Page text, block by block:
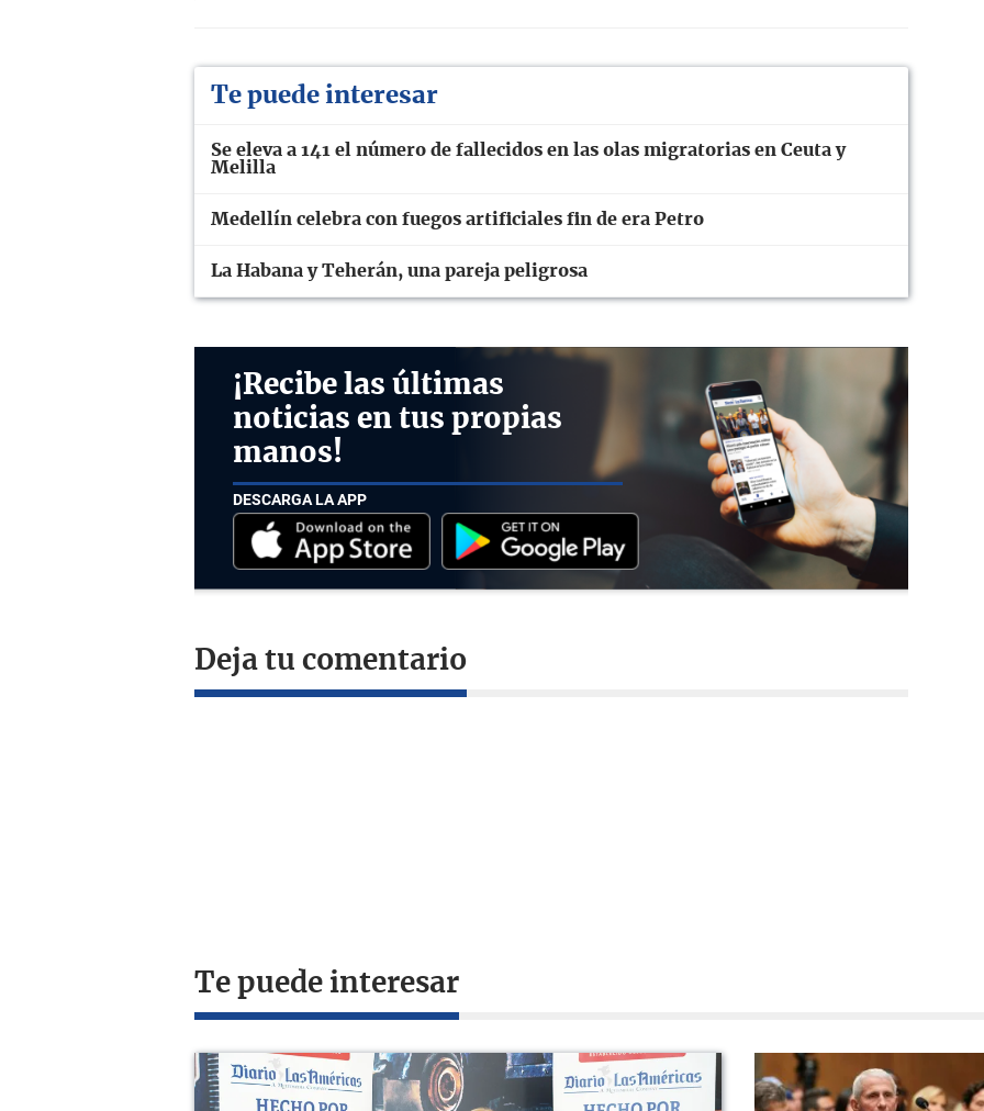
Te puede interesar
Se eleva a 141 el número de fallecidos en las olas migratorias en Ceuta y
Melilla
Medellín celebra con fuegos artificiales fin de era Petro
La Habana y Teherán, una pareja peligrosa
¡Recibe las últimas
noticias en tus propias
manos!
DESCARGA LA APP
Deja tu comentario
Te puede interesar